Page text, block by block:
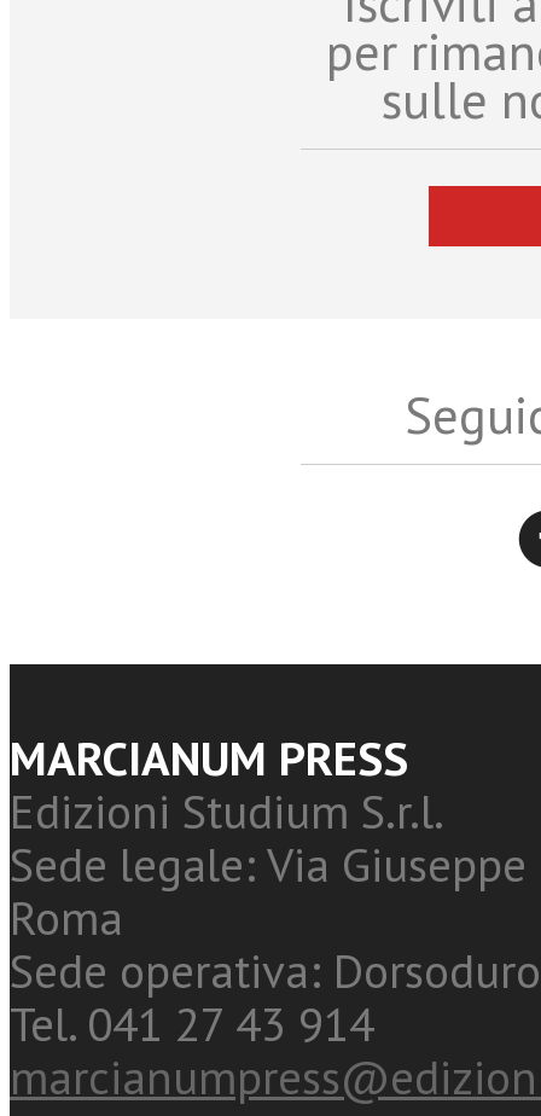
per
sulle
MARCIANUM PRESS
Edizioni Studium S.r.l.
Sede legale: Via
Roma
Sede operativa:
Tel. 041 27 43 914